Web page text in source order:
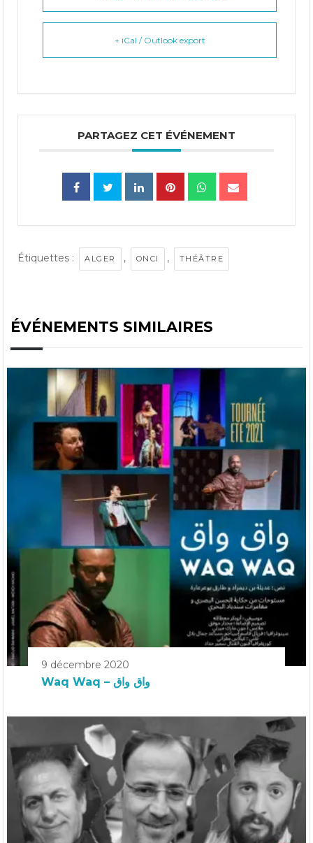
+ iCal / Outlook export
PARTAGEZ CET ÉVÉNEMENT
Étiquettes : ALGER , ONCI , THÉÂTRE
ÉVÉNEMENTS SIMILAIRES
9 décembre 2020
Waq Waq – واق واق